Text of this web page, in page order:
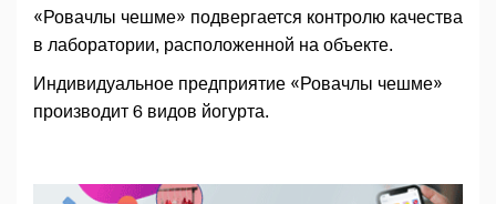
«Ровачлы чешме» подвергается контролю качества
в лаборатории, расположенной на объекте.
Индивидуальное предприятие «Ровачлы чешме»
производит 6 видов йогурта.